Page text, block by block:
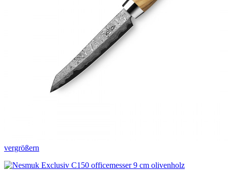
vergrößern